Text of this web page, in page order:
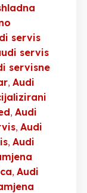
servis
servis
servisne
Audi
Audi
Audi
Audi
Audi